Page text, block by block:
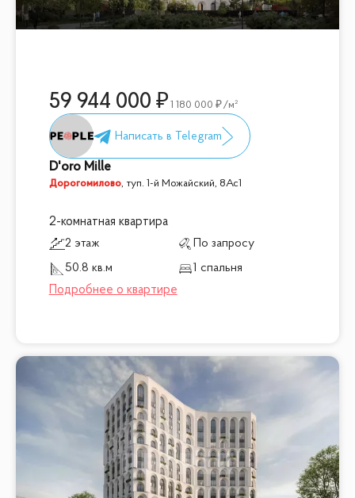
59 944 000 1 180 000 /м²
D'oro Mille
Дорогомилово, туп. 1-й Можайский, 8Ас1
2-комнатная квартира
2 этаж
По запросу
50.8 кв.м
1 спальня